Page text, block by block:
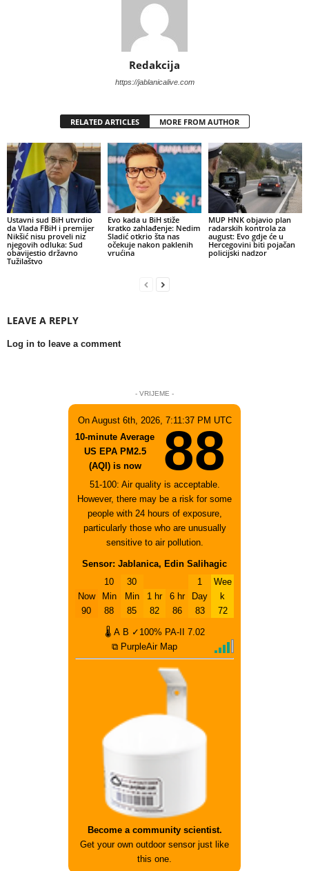
Redakcija
https://jablanicalive.com
RELATED ARTICLES MORE FROM AUTHOR
Ustavni sud BiH utvrdio
da Vlada FBiH i premijer
Nikšić nisu proveli niz
njegovih odluka: Sud
obavijestio državno
Tužilaštvo
Evo kada u BiH stiže
kratko zahlađenje: Nedim
Sladić otkrio šta nas
očekuje nakon paklenih
vrućina
MUP HNK objavio plan
radarskih kontrola za
august: Evo gdje će u
Hercegovini biti pojačan
policijski nadzor
LEAVE A REPLY
Log in to leave a comment
- VRIJEME -
On August 6th, 2026, 7:11:37 PM UTC
10-minute Average
US EPA PM2.5
(AQI) is now
88
51-100: Air quality is acceptable.
However, there may be a risk for some
people with 24 hours of exposure,
particularly those who are unusually
sensitive to air pollution.
Sensor: Jablanica, Edin Salihagic
Now
90
10
Min
88
30
Min
85
1 hr
82
6 hr
86
1
Day
83
Wee
k
72
🌡 A B ✓100% PA-II
7.02
⧉ PurpleAir Map
Become a community scientist.
Get your own outdoor sensor just like
this one.